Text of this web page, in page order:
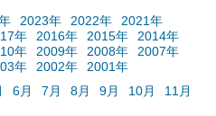
2023年 2022年
2021年
年 2016年 2015年
2014年
年 2009年 2008年
2007年
年 2002年
2001年
6月 7月 8月 9月 10月
11月